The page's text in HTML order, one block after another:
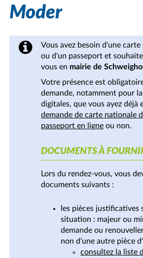
Moder
Vous avez besoin d'une
ou d'un passeport et
vous en mairie de
Votre présence est
demande, notamment pour
digitales, que vous ayez déjà
demande de carte nationale
passeport en ligne ou non.
DOCUMENTS À
Lors du rendez-vous, vous
documents suivants :
les pièces justificatives
situation : majeur ou
demande ou
non d'une autre pièce
consultez la liste